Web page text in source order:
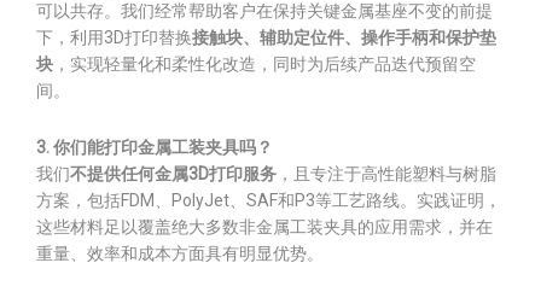
可以共存。我们经常帮助客户在保持关键金属基座不变的前提
下，利用3D打印替换接触块、辅助定位件、操作手柄和保护垫
块 ，实现轻量化和柔性化改造，同时为后续产品迭代预留空
间。
3. 你们能打印金属工装夹具吗？
我们不提供任何金属3D打印服务 ，且专注于高性能塑料与树脂
方案，包括FDM、PolyJet、SAF和P3等工艺路线。实践证明，
这些材料足以覆盖绝大多数非金属工装夹具的应用需求，并在
重量、效率和成本方面具有明显优势。